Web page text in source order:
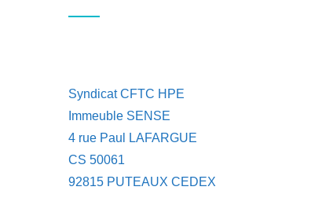
Syndicat CFTC HPE
Immeuble SENSE
4 rue Paul LAFARGUE
CS 50061
92815 PUTEAUX CEDEX